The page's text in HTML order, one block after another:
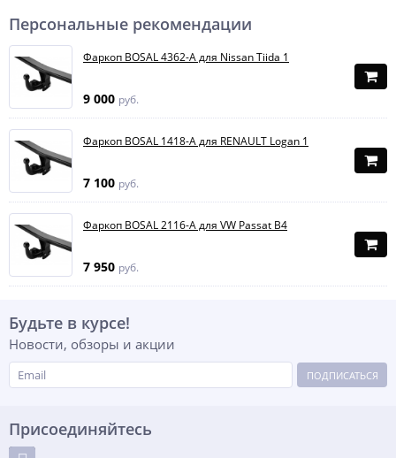
Персональные рекомендации
Фаркоп BOSAL 4362-A для Nissan Tiida 1
9 000 руб.
Фаркоп BOSAL 1418-A для RENAULT Logan 1
7 100 руб.
Фаркоп BOSAL 2116-A для VW Passat B4
7 950 руб.
Будьте в курсе!
Новости, обзоры и акции
ПОДПИСАТЬСЯ
Присоединяйтесь